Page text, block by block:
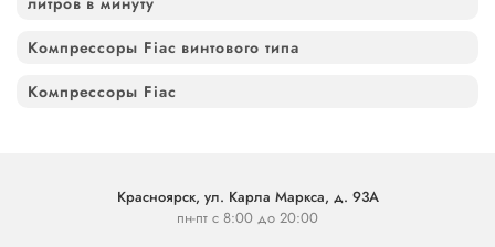
Компрессоры Fiac винтового типа
Компрессоры Fiac
Красноярск, ул. Карла Маркса, д. 93А
пн-пт с 8:00 до 20:00